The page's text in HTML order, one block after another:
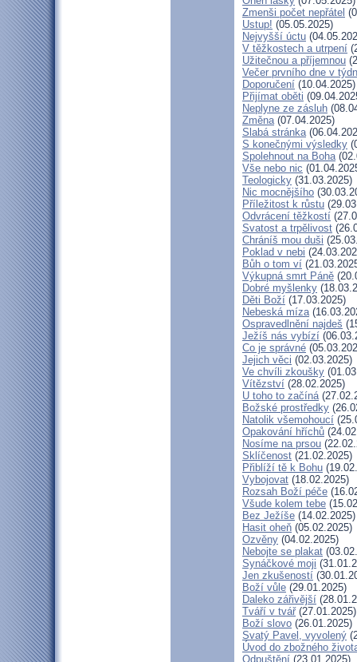
Zmenši počet nepřátel
Ustup! (05.05.2025)
Nejvyšší úctu
V těžkostech a utrpení
Užitečnou a příjemnou
Večer prvního dne v
Doporučení (10.04.2025)
Přijímat oběti
Neplyne ze zásluh
Změna(07.04.2025)
Slabá stránka
S konečnými výsledky
Spolehnout na Boha
Vše nebo nic
Teologicky (31.03.2025)
Nic mocnějšího
Příležitost k růstu
Odvrácení těžkostí
Svatost a trpělivost
Chráníš mou duši
Poklad v nebi
Bůh o tom ví
Výkupná smrt Páně
Dobré myšlenky
Děti Boží (17.03.2025)
Nebeská míza
Ospravedlnění najdeš
Ježíš nás vybízí
Co je správné
Jejich věci (02.03.2025)
Ve chvíli zkoušky
Vítězství (28.02.2025)
U toho to začíná
Božské prostředky
Natolik všemohoucí
Opakování hříchů
Nosíme na prsou
Sklíčenost (21.02.2025)
Přiblíží tě k Bohu
Vybojovat (18.02.2025)
Rozsah Boží péče
Všude kolem tebe
Bez Ježíše (14.02.2025)
Hasit oheň (05.02.2025)
Ozvěny (04.02.2025)
Nebojte se plakat
Synáčkové moji
Jen zkušeností
Boží vůle (29.01.2025)
Daleko zářivější
Tváří v tvář(27.01.2025)
Boží slovo (26.01.2025)
Svatý Pavel, vyvolený
Úvod do zbožného
Odpuštění (23.01.2025)